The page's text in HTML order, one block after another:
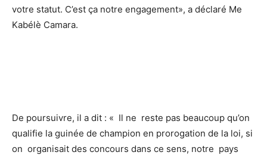
votre statut. C’est ça notre engagement», a déclaré Me
Kabélè Camara.
De poursuivre, il a dit : « Il ne reste pas beaucoup qu’on
qualifie la guinée de champion en prorogation de la loi, si
on organisait des concours dans ce sens, notre pays